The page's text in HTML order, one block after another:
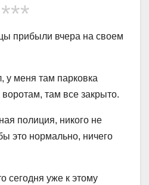
***
прибыли вчера на своем
у меня там парковка
там все закрыто.
полиция, никого не
это нормально, ничего
сегодня уже к этому